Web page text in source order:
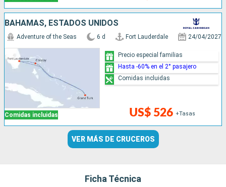
BAHAMAS, ESTADOS UNIDOS
Comidas incluidas
Adventure of the Seas 6 d Fort Lauderdale 24/04/2027
US$ 526 +Tasas
Precio especial familias
Hasta -60% en el 2° pasajero
Comidas incluidas
VER MÁS DE CRUCEROS
Ficha Técnica